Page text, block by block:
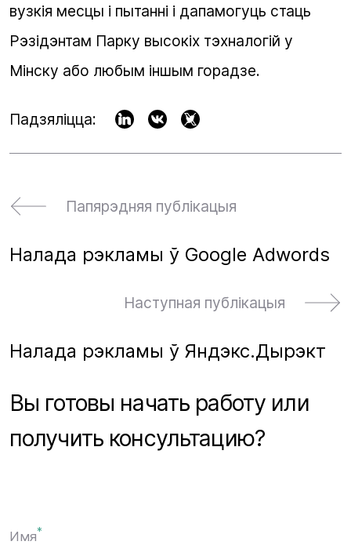
вузкія месцы і пытанні і дапамогуць стаць
Рэзідэнтам Парку высокіх тэхналогій у
Мінску або любым іншым горадзе.
Падзяліцца:
Папярэдняя публікацыя
Налада рэкламы ў Google Adwords
Наступная публікацыя
Налада рэкламы ў Яндэкс.Дырэкт
Вы готовы начать работу или
получить консультацию?
Имя*